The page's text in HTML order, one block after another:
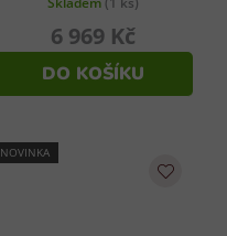
6 969 Kč
DO KOŠÍKU
NOVINKA